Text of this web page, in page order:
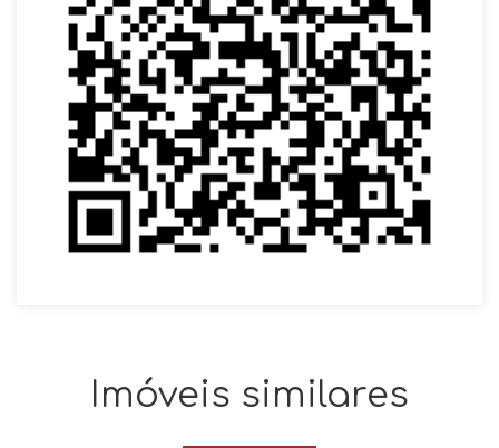
Imóveis similares